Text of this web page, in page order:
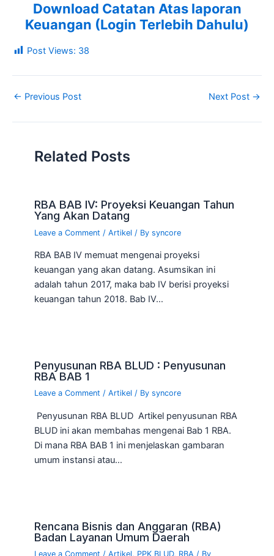
Download Catatan Atas laporan
Keuangan (Login Terlebih Dahulu)
Post Views: 38
← Previous Post Next Post →
Related Posts
RBA BAB IV: Proyeksi Keuangan Tahun
Yang Akan Datang
Leave a Comment /Artikel / Bysyncore
RBA BAB IV memuat mengenai proyeksi
keuangan yang akan datang. Asumsikan ini
adalah tahun 2017, maka bab IV berisi proyeksi
keuangan tahun 2018. Bab IV…
Penyusunan RBA BLUD : Penyusunan
RBA BAB 1
Leave a Comment /Artikel / Bysyncore
Penyusunan RBA BLUD Artikel penyusunan RBA
BLUD ini akan membahas mengenai Bab 1 RBA.
Di mana RBA BAB 1 ini menjelaskan gambaran
umum instansi atau…
Rencana Bisnis dan Anggaran (RBA)
Badan Layanan Umum Daerah
Leave a Comment /Artikel, PPK BLUD, RBA / By